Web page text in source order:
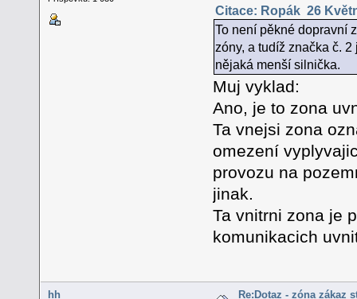
Citace: Ropák 26
To není pěkné dopravní
zóny, a tudíž značka č.
nějaká menší silnička.
Muj vyklad:
Ano, je to zona
Ta vnejsi zona
omezení
provozu na
jinak.
Ta vnitrni zona je
komunikacich
hh Re:Dotaz - zóna zákaz